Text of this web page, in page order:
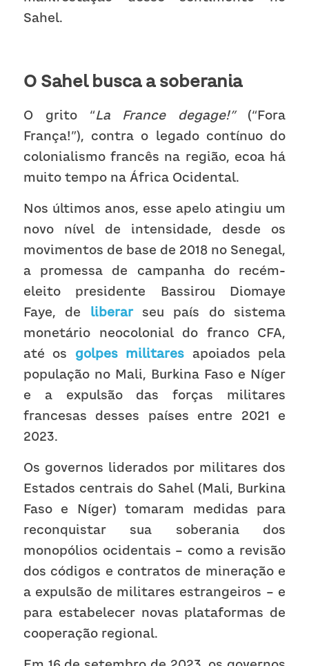
Sahel.
O Sahel busca a soberania
O grito “La France degage!” (“Fora
França!”), contra o legado contínuo do
colonialismo francês na região, ecoa há
muito tempo na África Ocidental.
Nos últimos anos, esse apelo atingiu um
novo nível de intensidade, desde os
movimentos de base de 2018 no Senegal,
a promessa de campanha do recém-
eleito presidente Bassirou Diomaye
Faye, de liberar seu país do sistema
monetário neocolonial do franco CFA,
até os golpes militares apoiados pela
população no Mali, Burkina Faso e Níger
e a expulsão das forças militares
francesas desses países entre 2021 e
2023.
Os governos liderados por militares dos
Estados centrais do Sahel (Mali, Burkina
Faso e Níger) tomaram medidas para
reconquistar sua soberania dos
monopólios ocidentais – como a revisão
dos códigos e contratos de mineração e
a expulsão de militares estrangeiros – e
para estabelecer novas plataformas de
cooperação regional.